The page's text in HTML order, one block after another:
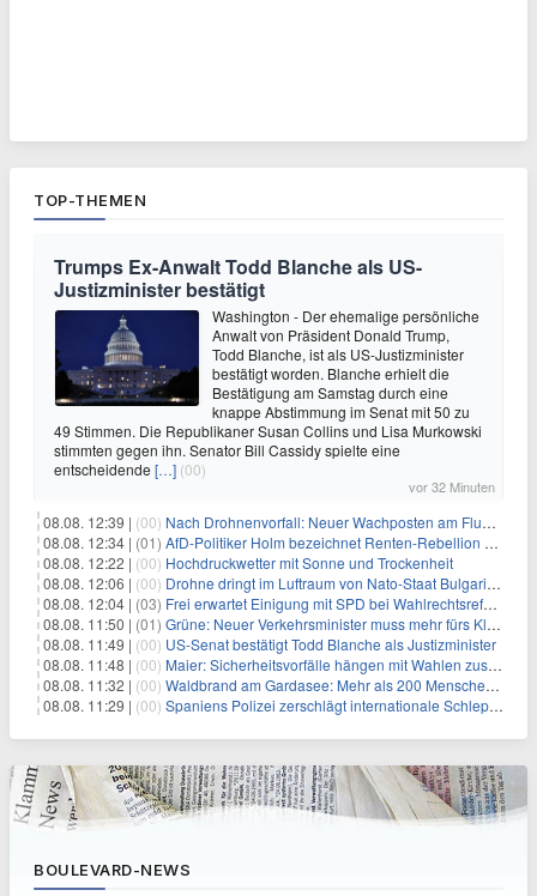
TOP-THEMEN
Trumps Ex-Anwalt Todd Blanche als US-
Justizminister bestätigt
Washington - Der ehemalige persönliche
Anwalt von Präsident Donald Trump,
Todd Blanche, ist als US-Justizminister
bestätigt worden. Blanche erhielt die
Bestätigung am Samstag durch eine
knappe Abstimmung im Senat mit 50 zu
49 Stimmen. Die Republikaner Susan Collins und Lisa Murkowski
stimmten gegen ihn. Senator Bill Cassidy spielte eine
entscheidende […] (00)
vor 32 Minuten
08.08. 12:39 | (00) Nach Drohnenvorfall: Neuer Wachposten am Flughafen
08.08. 12:34 | (01) AfD-Politiker Holm bezeichnet Renten-Rebellion als "Rollenspiel"
08.08. 12:22 | (00) Hochdruckwetter mit Sonne und Trockenheit
08.08. 12:06 | (00) Drohne dringt im Luftraum von Nato-Staat Bulgarien ein
08.08. 12:04 | (03) Frei erwartet Einigung mit SPD bei Wahlrechtsreform
08.08. 11:50 | (01) Grüne: Neuer Verkehrsminister muss mehr fürs Klima tun
08.08. 11:49 | (00) US-Senat bestätigt Todd Blanche als Justizminister
08.08. 11:48 | (00) Maier: Sicherheitsvorfälle hängen mit Wahlen zusammen
08.08. 11:32 | (00) Waldbrand am Gardasee: Mehr als 200 Menschen evakuiert
08.08. 11:29 | (00) Spaniens Polizei zerschlägt internationale Schlepperbande
BOULEVARD-NEWS